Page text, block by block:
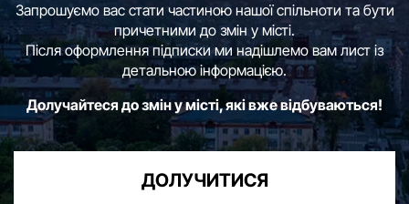
Запрошуємо вас стати частиною нашої спільноти та бути
причетними до змін у місті.
Після оформлення підписки ми надішлемо вам лист із
детальною інформацією.
Долучайтеся до змін у місті, які вже відбуваються!
ДОЛУЧИТИСЯ